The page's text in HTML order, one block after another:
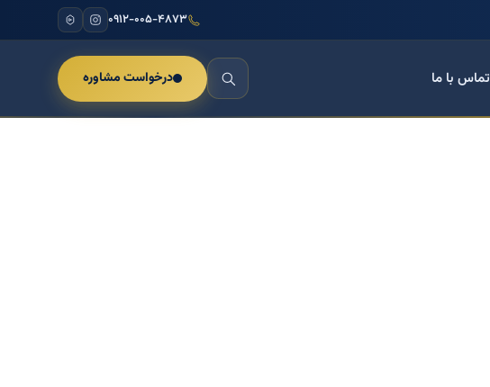
۰۹۱۲-۰۰۵-۴۸۷۳
تماس با ما درخواست مشاوره